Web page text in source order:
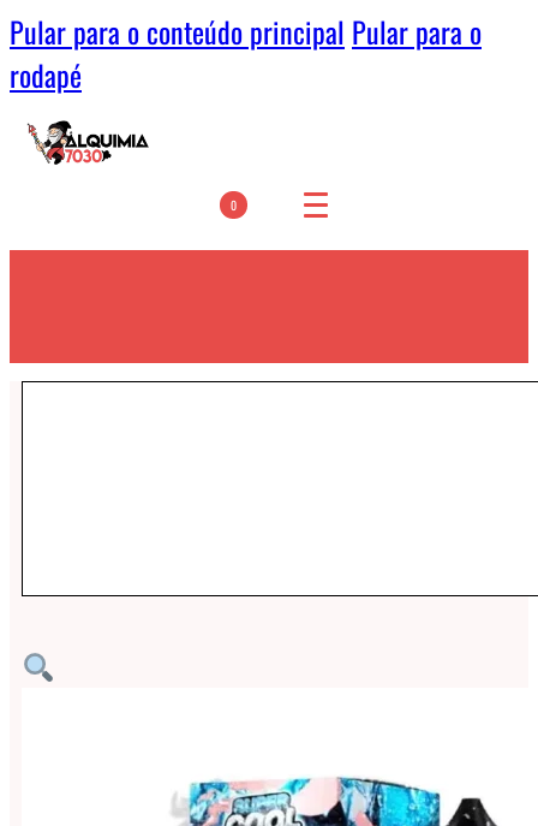
Pular para o conteúdo principal Pular para o
rodapé
0